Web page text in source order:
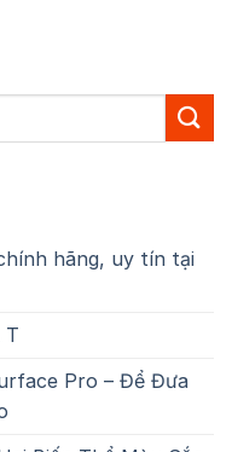
hãng, uy tín tại
T
Pro – Để Đưa